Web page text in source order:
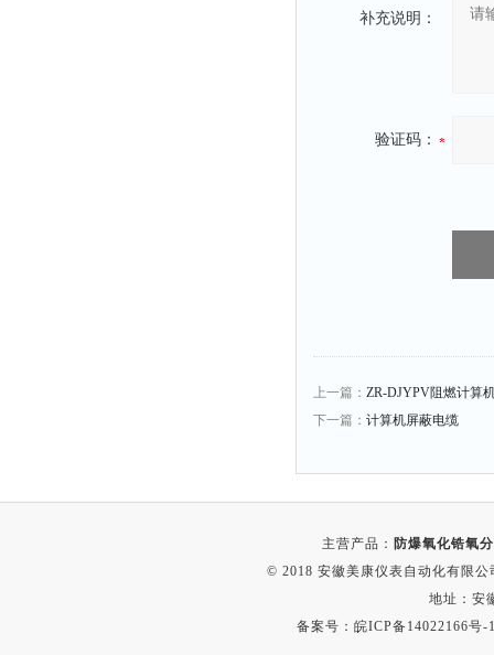
补充说明：
验证码：
上一篇： ZR-DJYPV阻燃计算
下一篇： 计算机屏蔽电缆
主营产品： 防爆氧化锆氧
© 2018 安徽美康仪表自动化有限
地址：安
备案号：皖ICP备14022166号-